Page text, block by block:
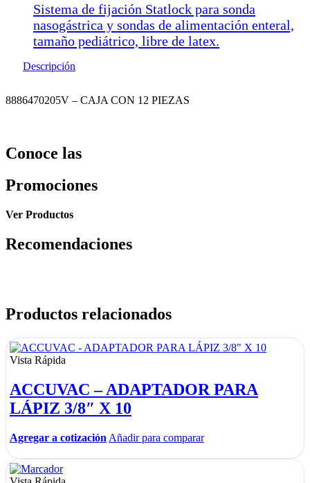
Sistema de fijación Statlock para sonda
nasogástrica y sondas de alimentación enteral,
tamaño pediátrico, libre de latex.
Descripción
8886470205V – CAJA CON 12 PIEZAS
Conoce las
Promociones
Ver Productos
Recomendaciones
Productos relacionados
Vista Rápida
ACCUVAC – ADAPTADOR PARA
LÁPIZ 3/8″ X 10
Agregar a cotización Añadir para comparar